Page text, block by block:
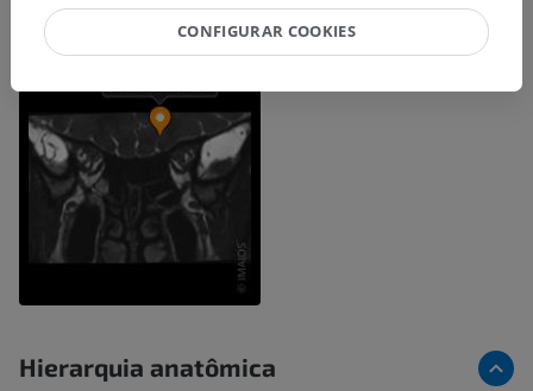
Hierarquia anatômica
CONFIGURAR COOKIES